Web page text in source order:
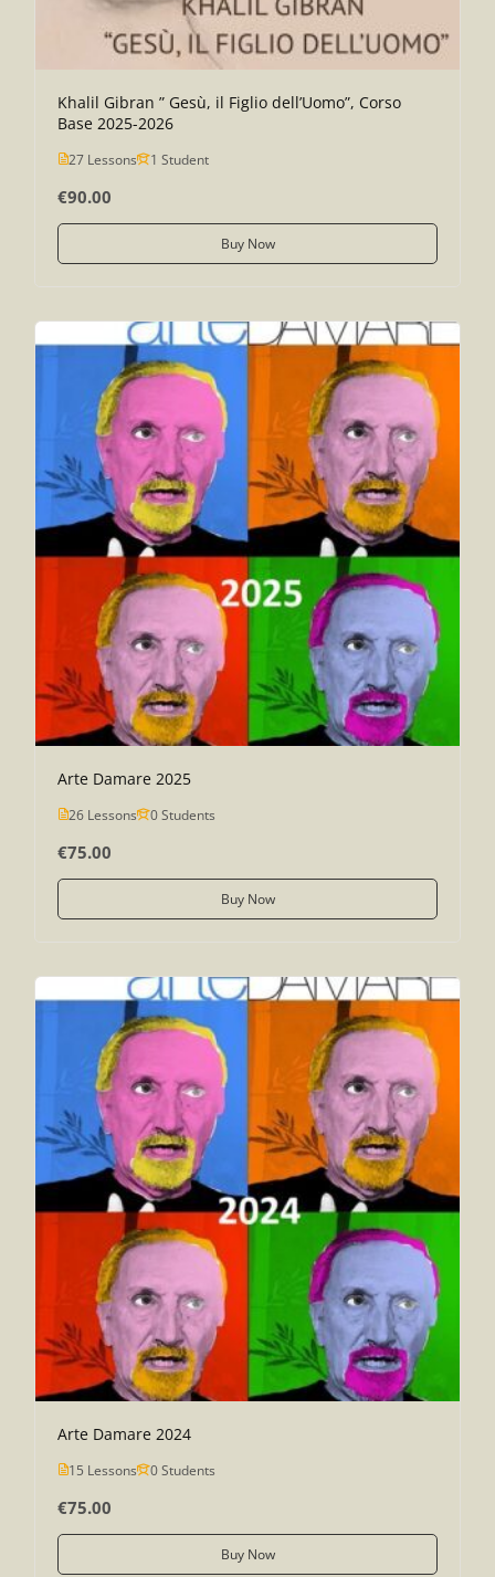
Khalil Gibran ” Gesù, il Figlio dell’Uomo”, Corso
Base 2025-2026
27 Lessons 1 Student
€90.00
Buy Now
Arte Damare 2025
26 Lessons 0 Students
€75.00
Buy Now
Arte Damare 2024
15 Lessons 0 Students
€75.00
Buy Now